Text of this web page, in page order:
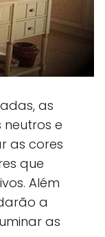
as
e
as cores
que
Além
a
as